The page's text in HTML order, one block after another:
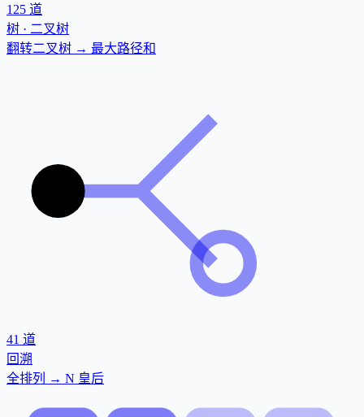
125 道
树 · 二叉树
翻转二叉树 → 最大路径和
41 道
回溯
全排列 → N 皇后